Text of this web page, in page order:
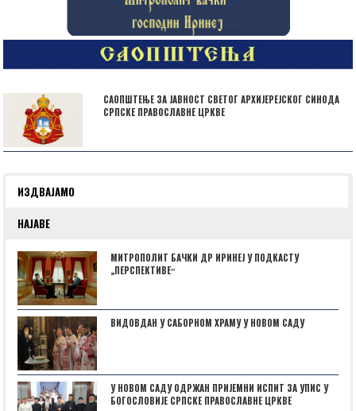
САОПШТЕЊЕ ЗА ЈАВНОСТ СВЕТОГ АРХИЈЕРЕЈСКОГ СИНОДА
СРПСКЕ ПРАВОСЛАВНЕ ЦРКВЕ
ИЗДВАЈАМО
НАЈАВЕ
МИТРОПОЛИТ БАЧКИ ДР ИРИНЕЈ У ПОДКАСТУ
„ПЕРСПЕКТИВЕˮ
ВИДОВДАН У САБОРНОМ ХРАМУ У НОВОМ САДУ
У НОВОМ САДУ ОДРЖАН ПРИЈЕМНИ ИСПИТ ЗА УПИС У
БОГОСЛОВИЈЕ СРПСКЕ ПРАВОСЛАВНЕ ЦРКВЕ